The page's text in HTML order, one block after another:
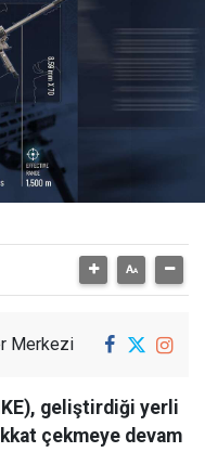
Merkezi
geliştirdiği yerli
çekmeye devam